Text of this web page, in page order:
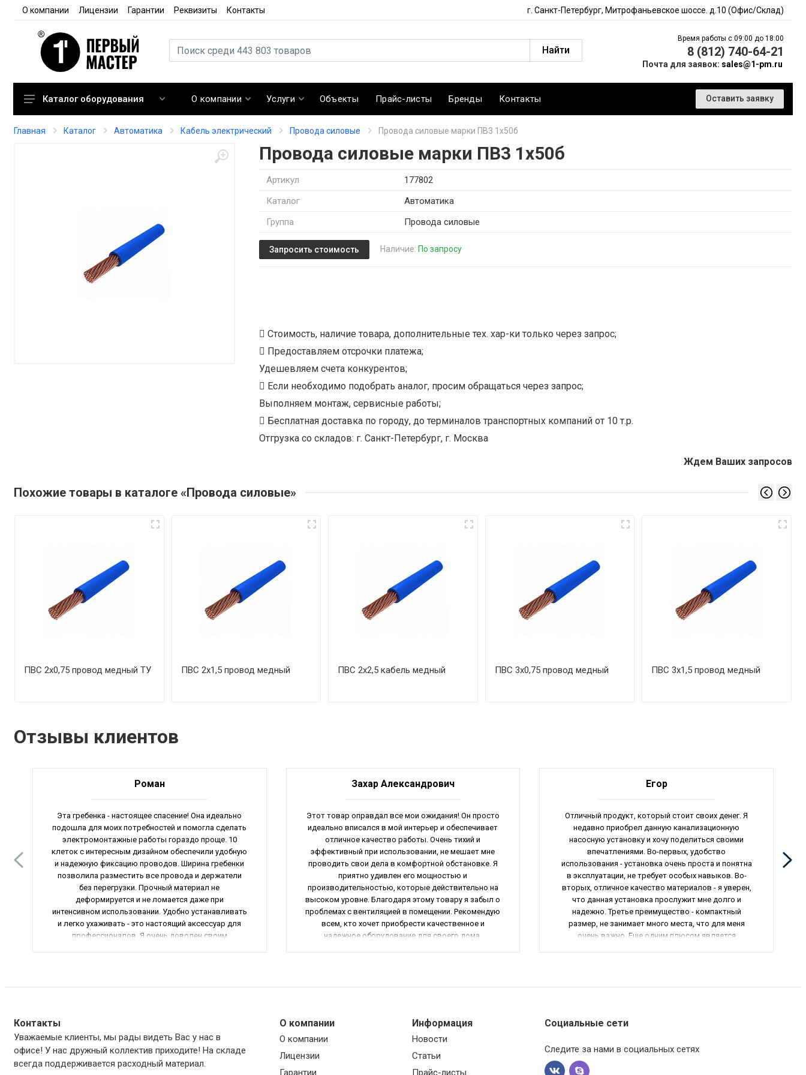
О компании Лицензии Гарантии Реквизиты Контакты г. Санкт-Петербург, Митрофаньевское шоссе. д.10 (Офис/Склад)
Найти
Время работы с 09:00 до 18:00
8 (812) 740-64-21
Почта для заявок: sales@1-pm.ru
Кондиционирование
Каталог оборудования О компании Услуги Объекты Прайс-листы Бренды Контакты Оставить заявку
Главная Каталог Автоматика Кабель электрический Провода силовые Провода силовые марки ПВ3 1х50б
Провода силовые марки ПВ3 1х50б
Артикул
177802
Каталог
Автоматика
Группа
Провода силовые
Запросить стоимость Наличие: По запросу
Стоимость, наличие товара, дополнительные тех. хар-ки только через запрос;
Предоставляем отсрочки платежа;
Удешевляем счета конкурентов;
Если необходимо подобрать аналог, просим обращаться через запрос;
Выполняем монтаж, сервисные работы;
Бесплатная доставка по городу, до терминалов транспортных компаний от 10 т.р.
Отгрузка со складов: г. Санкт-Петербург, г. Москва
Ждем Ваших запросов
Похожие товары в каталоге «Провода силовые»
ПВС 2х0,75 провод медный ТУ ПВС 2х1,5 провод медный ПВС 2х2,5 кабель медный ПВС 3х0,75 провод медный ПВС 3х1,5 провод медный
Отзывы клиентов
Роман
Эта гребенка - настоящее спасение! Она идеально
подошла для моих потребностей и помогла сделать
электромонтажные работы гораздо проще. 10
клеток с интересным дизайном обеспечили удобную
и надежную фиксацию проводов. Ширина гребенки
позволила разместить все провода и держатели
без перегрузки. Прочный материал не
деформируется и не ломается даже при
интенсивном использовании. Удобно устанавливать
и легко ухаживать - это настоящий аксессуар для
профессионалов. Я очень доволен своим
Захар Александрович
Этот товар оправдал все мои ожидания! Он просто
идеально вписался в мой интерьер и обеспечивает
отличное качество работы. Очень тихий и
эффективный при использовании, не мешает мне
проводить свои дела в комфортной обстановке. Я
приятно удивлен его мощностью и
производительностью, которые действительно на
высоком уровне. Благодаря этому товару я забыл о
проблемах с вентиляцией в помещении. Рекомендую
всем, кто хочет приобрести качественное и
надежное оборудование для своего дома.
Егор
Отличный продукт, который стоит своих денег. Я
недавно приобрел данную канализационную
насосную установку и хочу поделиться своими
впечатлениями. Во-первых, удобство
использования - установка очень проста и понятна
в эксплуатации, не требует особых навыков. Во-
вторых, отличное качество материалов - я уверен,
что данная установка прослужит мне долго и
надежно. Третье преимущество - компактный
размер, не занимает много места, что для меня
очень важно. Еще одним плюсом является
Контакты
Уважаемые клиенты, мы рады видеть Вас у нас в
офисе! У нас дружный коллектив приходите! На складе
всегда поддерживается расходный материал.
О компании
О компании
Лицензии
Гарантии
Информация
Новости
Статьи
Прайс-листы
Социальные сети
Следите за нами в социальных сетях